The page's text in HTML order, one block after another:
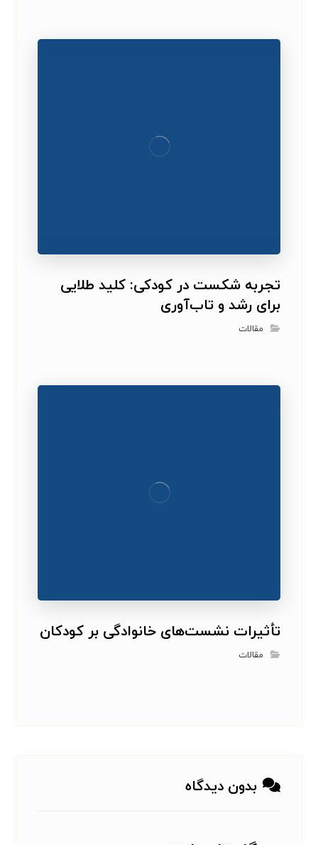
تجربه شکست در کودکی: کلید طلایی
برای رشد و تاب‌آوری
مقالات
تأثیرات نشست‌های خانوادگی بر کودکان
مقالات
بدون دیدگاه